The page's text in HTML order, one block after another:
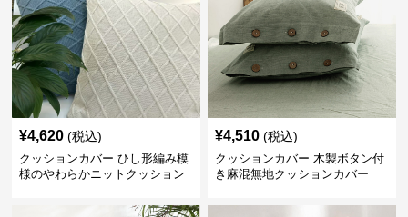
¥4,620 (税込)
クッションカバー ひし形編み模
様のやわらかニットクッション
¥4,510 (税込)
クッションカバー 木製ボタン付
き麻混無地クッションカバー